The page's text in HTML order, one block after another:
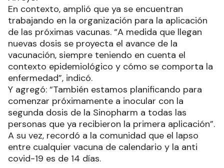
En contexto, amplió que ya se encuentran
trabajando en la organización para la aplicación
de las próximas vacunas. “A medida que llegan
nuevas dosis se proyecta el avance de la
vacunación, siempre teniendo en cuenta el
contexto epidemiológico y cómo se comporta la
enfermedad”, indicó.
Y agregó: “También estamos planificando para
comenzar próximamente a inocular con la
segunda dosis de la Sinopharm a todas las
personas que ya recibieron la primera aplicación”.
A su vez, recordó a la comunidad que el lapso
entre cualquier vacuna de calendario y la anti
covid-19 es de 14 días.